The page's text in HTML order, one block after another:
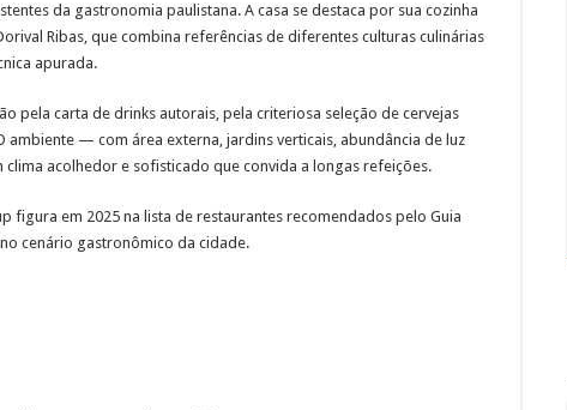
da gastronomia paulistana. A casa se destaca por sua cozinha
Ribas, que combina referências de diferentes culturas culinárias
apurada.
pela carta de drinks autorais, pela criteriosa seleção de cervejas
ambiente — com área externa, jardins verticais, abundância de luz
acolhedor e sofisticado que convida a longas refeições.
figura em 2025 na lista de restaurantes recomendados pelo Guia
cenário gastronômico da cidade.